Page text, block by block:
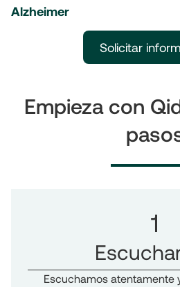
Alzheimer
Solicitar
Empieza con
1
Escuchamos atentamente